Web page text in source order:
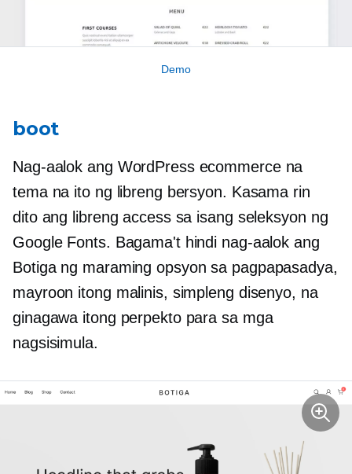
Demo
boot
Nag-aalok ang WordPress ecommerce na
tema na ito ng libreng bersyon. Kasama rin
dito ang libreng access sa isang seleksyon ng
Google Fonts. Bagama't hindi nag-aalok ang
Botiga ng maraming opsyon sa pagpapasadya,
mayroon itong malinis, simpleng disenyo, na
ginagawa itong perpekto para sa mga
nagsisimula.